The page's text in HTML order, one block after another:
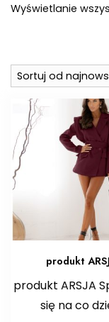
Wyświetlanie
produkt
produkt ARSJA
się na co